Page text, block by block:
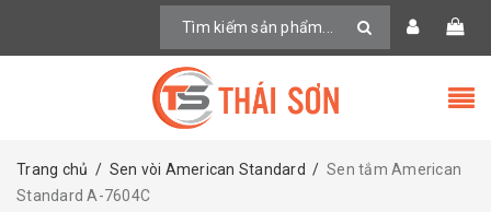
Trang chủ / Sen vòi American Standard / Sen tắm American
Standard A-7604C